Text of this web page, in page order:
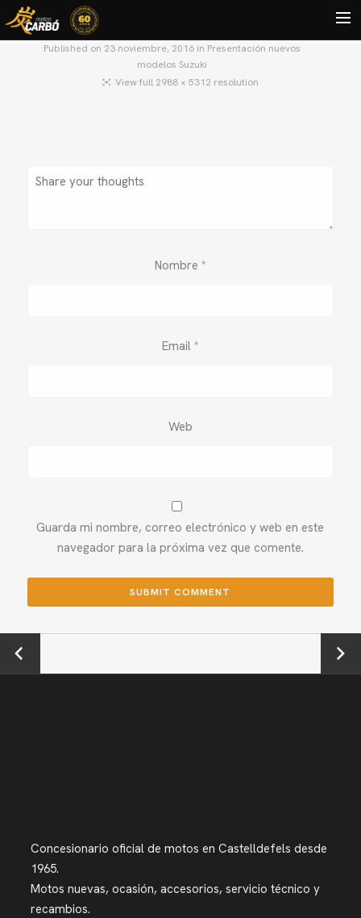
CONTACTO
Published on 23 noviembre, 2016 in Presentación nuevos
modelos Suzuki
View full 2988 × 5312 resolution
Nombre *
Email *
Web
Guarda mi nombre, correo electrónico y web en este
navegador para la próxima vez que comente.
←
Previou
Next →
Concesionario oficial de motos en Castelldefels desde
1965.
Motos nuevas, ocasión, accesorios, servicio técnico y
recambios.